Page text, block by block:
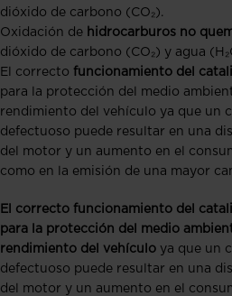
dióxido de carbono (CO₂).
Oxidación de hidrocarburos no
dióxido de carbono (CO₂) y agua
El correcto funcionamiento del
para la protección del medio
rendimiento del vehículo ya que un
defectuoso puede resultar en una
del motor y un aumento en el
como en la emisión de una mayor
El correcto funcionamiento del
para la protección del medio
rendimiento del vehículo ya que un
defectuoso puede resultar en una
del motor y un aumento en el